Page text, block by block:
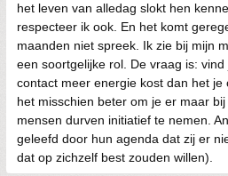
het leven van alledag slokt hen
respecteer ik ook. En het komt
maanden niet spreek. Ik zie bij mijn
een soortgelijke rol. De vraag is:
contact meer energie kost dan het
het misschien beter om je er maar
mensen durven initiatief te nemen.
geleefd door hun agenda dat zij er
dat op zichzelf best zouden willen).